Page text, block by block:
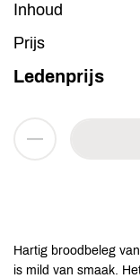
Inhoud
Prijs
Ledenprijs
Hartig broodbeleg
is mild van smaak.